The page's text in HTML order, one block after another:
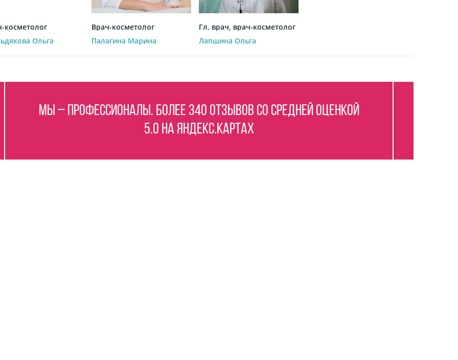
косметолог
Ольга
Врач-косметолог
Палагина Марина
Гл. врач, врач-косметолог
Лапшина Ольга
Мы – профессионалы. Более 340 отзывов со средней оценкой
5.0 на Яндекс.Картах